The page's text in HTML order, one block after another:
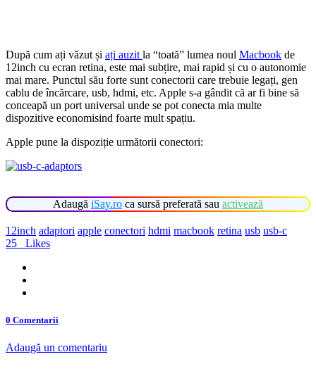
După cum ați văzut și ați auzit la “toată” lumea noul Macbook de
12inch cu ecran retina, este mai subțire, mai rapid și cu o autonomie
mai mare. Punctul său forte sunt conectorii care trebuie legați, gen
cablu de încărcare, usb, hdmi, etc. Apple s-a gândit că ar fi bine să
conceapă un port universal unde se pot conecta mia multe
dispozitive economisind foarte mult spațiu.
Apple pune la dispoziție următorii conectori:
Adaugă iSay.ro ca sursă preferată sau activează
12inch adaptori apple conectori hdmi macbook retina usb usb-c
25
Likes
0 Comentarii
Adaugă un comentariu